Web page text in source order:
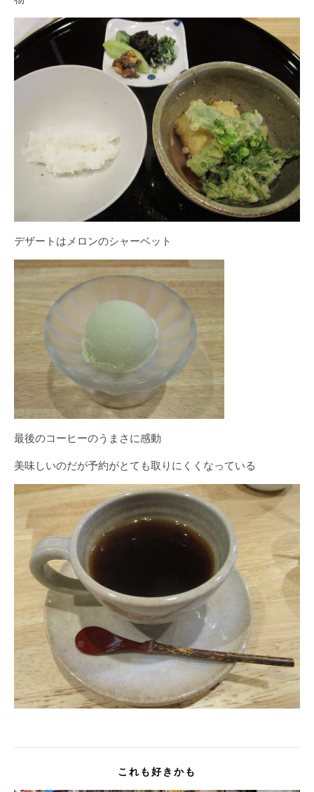
デザートはメロンのシャーベット
最後のコーヒーのうまさに感動
美味しいのだが予約がとても取りにくくなっている
これも好きかも